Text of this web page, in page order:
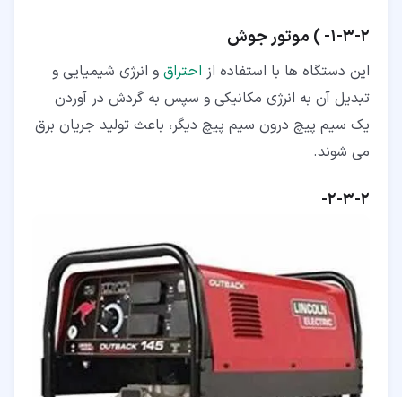
۲‏-‏۳‏-‏۱‏- ) موتور جوش
این دستگاه ها با استفاده از احتراق و انرژی شیمیایی و
تبدیل آن به انرژی مکانیکی و سپس به گردش در آوردن
یک سیم پیچ درون سیم پیچ دیگر، باعث تولید جریان برق
می شوند.
۲‏-‏۳‏-‏۲‏-